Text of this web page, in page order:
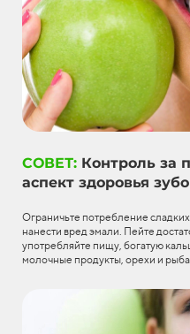
СОВЕТ: Контроль за
аспект здоровья
Ограничьте потребление
нанести вред эмали. Пейте
употребляйте пищу, богатую
молочные продукты, орехи и